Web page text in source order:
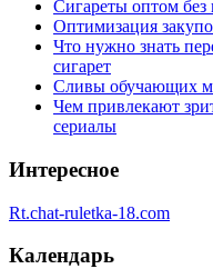
Сигареты оптом
Оптимизация
Что нужно знать
сигарет
Сливы обучающих
Чем привлекают
сериалы
Интересное
Rt.chat-ruletka-18.com
Календарь